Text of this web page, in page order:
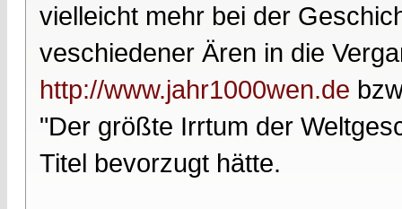
vielleicht mehr bei der
veschiedener Ären in die
http://www.jahr1000wen.de
"Der größte Irrtum der
Titel bevorzugt hätte.